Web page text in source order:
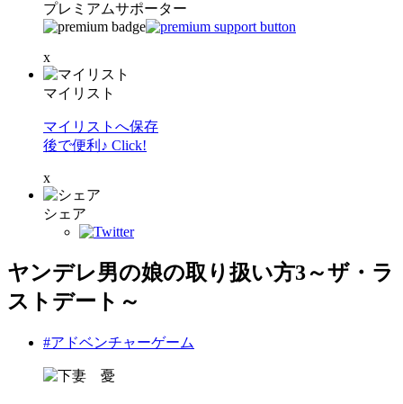
プレミアムサポーター
x
マイリスト
マイリストへ保存
後で便利♪ Click!
x
シェア
ヤンデレ男の娘の取り扱い方3～ザ・ラ
ストデート～
#アドベンチャーゲーム